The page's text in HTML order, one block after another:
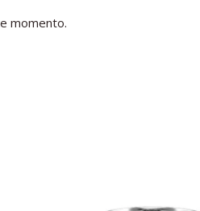
momento.